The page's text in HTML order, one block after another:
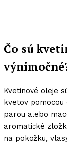
Čo sú
Kvetinové oleje
kvetov
parou alebo
aromatické
na pokožku,